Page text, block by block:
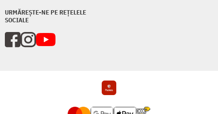
URMĂREȘTE-NE PE REȚELELE
SOCIALE